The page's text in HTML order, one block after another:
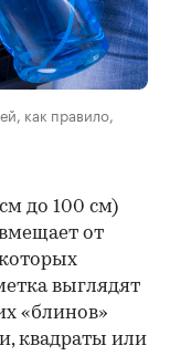
как правило,
до 100 см)
от
выглядят
«блинов»
квадраты или